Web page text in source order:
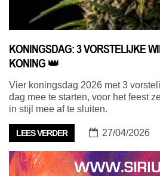
KONINGSDAG: 3 VORSTELIJKE
KONING 👑
Vier koningsdag 2026 met 3
dag mee te starten, voor het feest
in stijl mee af te sluiten.
LEES VERDER 27/04/2026